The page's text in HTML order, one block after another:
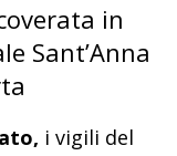
in
Sant’Anna
i vigili del